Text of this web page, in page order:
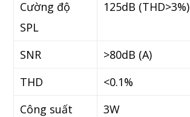
Cường độ
SPL
125dB (THD>3%)
SNR
>80dB (A)
THD
<0.1%
Công suất
3W